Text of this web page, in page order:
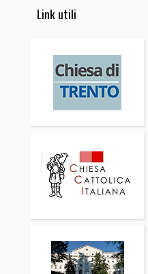
Link utili